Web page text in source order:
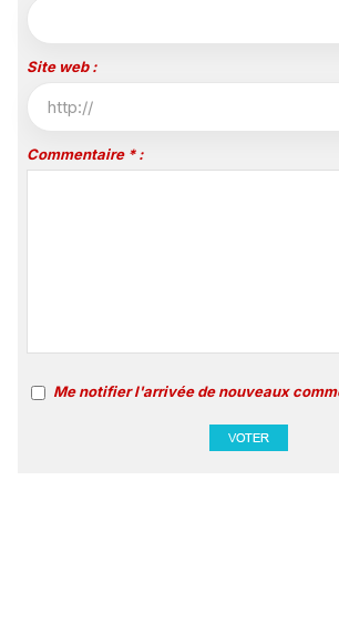
Site web :
Commentaire * :
Me notifier l'arrivée de nouveaux